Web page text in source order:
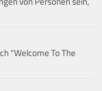
"Welcome To The